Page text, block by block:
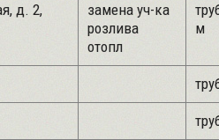
д. 2,
замена уч-ка
розлива
отопл
м